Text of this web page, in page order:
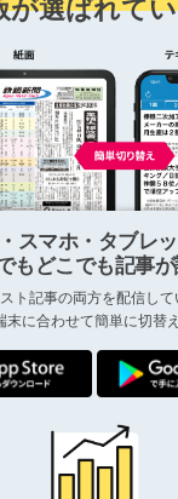
が選ばれて
スマホ・タブレ
もどこでも記事
ト記事の両方を配信して
末に合わせて簡単に切替